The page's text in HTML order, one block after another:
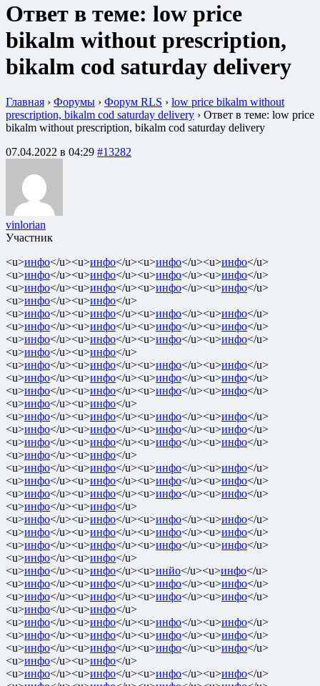
Ответ в теме: low price
bikalm without prescription,
bikalm cod saturday delivery
Главная › Форумы › Форум RLS › low price bikalm without
prescription, bikalm cod saturday delivery › Ответ в теме: low price
bikalm without prescription, bikalm cod saturday delivery
07.04.2022 в 04:29 #13282
vinlorian
Участник
<u>инфо</u><u>инфо</u><u>инфо</u><u>инфо</u>
<u>инфо</u><u>инфо</u><u>инфо</u><u>инфо</u>
<u>инфо</u><u>инфо</u><u>инфо</u><u>инфо</u>
<u>инфо</u><u>инфо</u>
<u>инфо</u><u>инфо</u><u>инфо</u><u>инфо</u>
<u>инфо</u><u>инфо</u><u>инфо</u><u>инфо</u>
<u>инфо</u><u>инфо</u><u>инфо</u><u>инфо</u>
<u>инфо</u><u>инфо</u>
<u>инфо</u><u>инфо</u><u>инфо</u><u>инфо</u>
<u>инфо</u><u>инфо</u><u>инфо</u><u>инфо</u>
<u>инфо</u><u>инфо</u><u>инфо</u><u>инфо</u>
<u>инфо</u><u>инфо</u>
<u>инфо</u><u>инфо</u><u>инфо</u><u>инфо</u>
<u>инфо</u><u>инфо</u><u>инфо</u><u>инфо</u>
<u>инфо</u><u>инфо</u><u>инфо</u><u>инфо</u>
<u>инфо</u><u>инфо</u>
<u>инфо</u><u>инфо</u><u>инфо</u><u>инфо</u>
<u>инфо</u><u>инфо</u><u>инфо</u><u>инфо</u>
<u>инфо</u><u>инфо</u><u>инфо</u><u>инфо</u>
<u>инфо</u><u>инфо</u>
<u>инфо</u><u>инфо</u><u>инфо</u><u>инфо</u>
<u>инфо</u><u>инфо</u><u>инфо</u><u>инфо</u>
<u>инфо</u><u>инфо</u><u>инфо</u><u>инфо</u>
<u>инфо</u><u>инфо</u>
<u>инфо</u><u>инфо</u><u>инйо</u><u>инфо</u>
<u>инфо</u><u>инфо</u><u>инфо</u><u>инфо</u>
<u>инфо</u><u>инфо</u><u>инфо</u><u>инфо</u>
<u>инфо</u><u>инфо</u>
<u>инфо</u><u>инфо</u><u>инфо</u><u>инфо</u>
<u>инфо</u><u>инфо</u><u>инфо</u><u>инфо</u>
<u>инфо</u><u>инфо</u><u>инфо</u><u>инфо</u>
<u>инфо</u><u>инфо</u>
<u>инфо</u><u>инфо</u><u>инфо</u><u>инфо</u>